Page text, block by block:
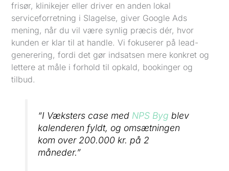
frisør, klinikejer eller driver en anden lokal
serviceforretning i Slagelse, giver Google Ads
mening, når du vil være synlig præcis dér, hvor
kunden er klar til at handle. Vi fokuserer på lead-
generering, fordi det gør indsatsen mere konkret og
lettere at måle i forhold til opkald, bookinger og
tilbud.
“I Væksters case med NPS Byg blev
kalenderen fyldt, og omsætningen
kom over 200.000 kr. på 2
måneder.”